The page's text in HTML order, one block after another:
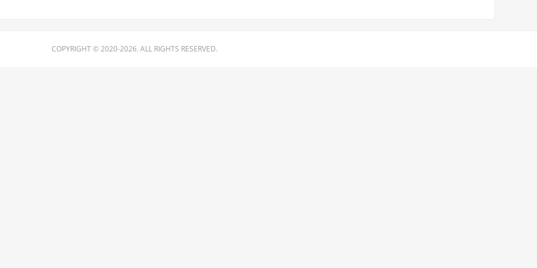
COPYRIGHT © 2020-2026. ALL RIGHTS RESERVED.